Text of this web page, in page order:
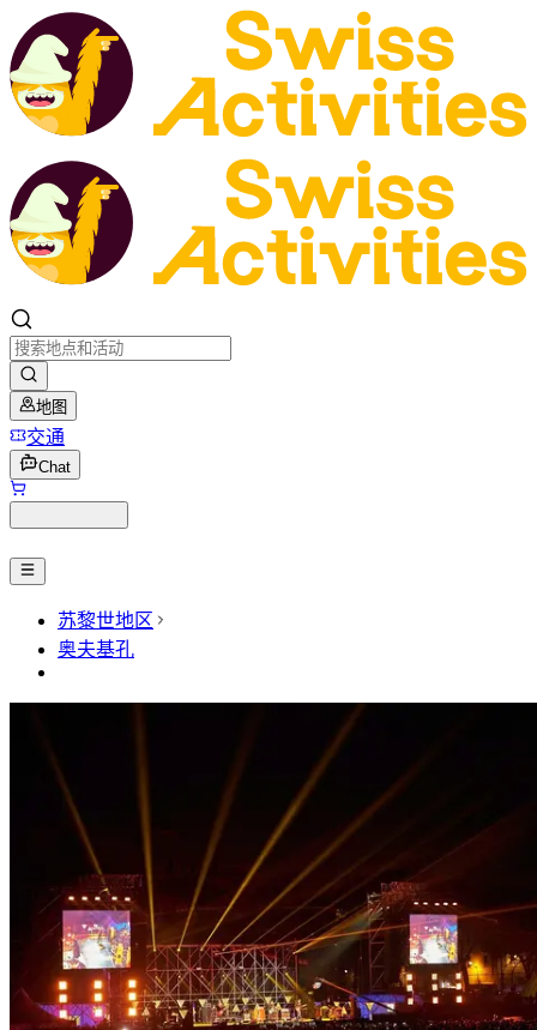
地图
交通
Chat
苏黎世地区
奥夫基孔